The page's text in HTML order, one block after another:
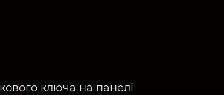
ключа на панелі